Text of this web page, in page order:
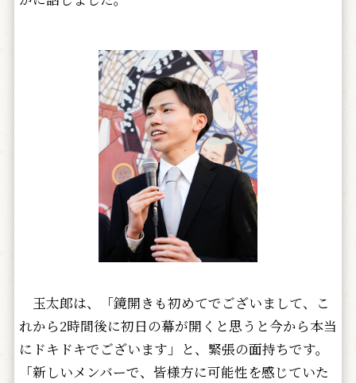
玉太郎は、「鏡開きも初めてでございまして、こ
れから2時間後に初日の幕が開くと思うと今から本当
にドキドキでございます」と、緊張の面持ちです。
「新しいメンバーで、皆様方に可能性を感じていた